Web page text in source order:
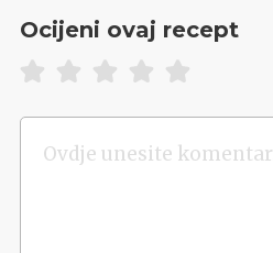
Ocijeni ovaj recept